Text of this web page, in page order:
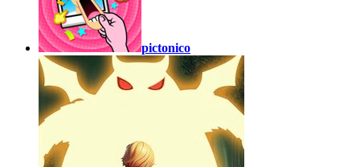
pictonico